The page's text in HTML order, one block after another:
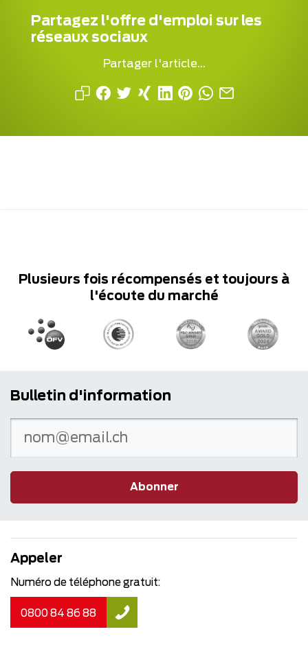
Partagez l'offre d'emploi sur les
réseaux sociaux
Partager l'article...
Plusieurs fois récompensés et toujours à
l'écoute du marché
Bulletin d'information
Abonner
Appeler
Numéro de téléphone gratuit:
0800 84 86 88